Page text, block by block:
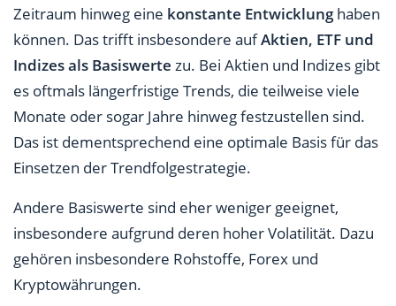
Zeitraum hinweg eine konstante Entwicklunghaben
können. Das trifft insbesondere aufAktien, ETF und
Indizes als Basiswerte zu. Bei Aktien und Indizes gibt
es oftmals längerfristige Trends, die teilweise viele
Monate oder sogar Jahre hinweg festzustellen sind.
Das ist dementsprechend eine optimale Basis für das
Einsetzen der Trendfolgestrategie.
Andere Basiswerte sind eher weniger geeignet,
insbesondere aufgrund deren hoher Volatilität. Dazu
gehören insbesondere Rohstoffe, Forex und
Kryptowährungen.